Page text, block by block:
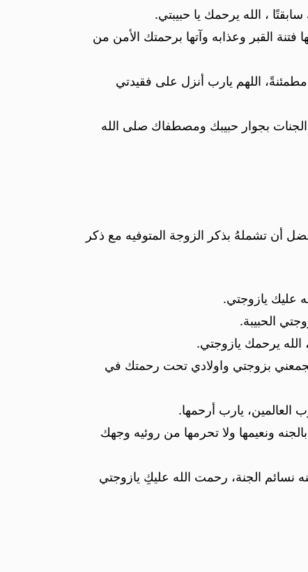
، الله يرحمك يا حبيبتي.
القبر وعذابه وآتها برحمتك الأمن من
اللهم يارب أنزل على فقيدتي
بجوار حبيبك ومصطفاك صلى الله
أن تشملهُ بذكر الزوجة المتوفيه مع ذكر
عليك يازوجتي.
الحبيبة.
يرحمك يازوجتي.
بزوجتي واولادي تحت رحمتك في
يارب أرحمها.
ونعيمها ولا تحرمها من روئيه وجهك
نسائم الجنة، رحمت الله عليكِ يازوجتي